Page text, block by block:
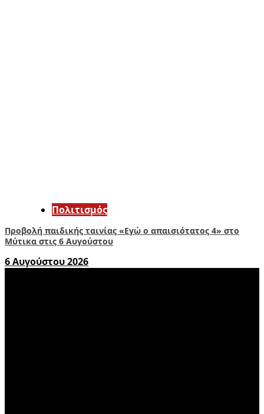
Πολιτισμός
Προβολή παιδικής ταινίας «Εγώ ο απαισιότατος 4» στο
Μύτικα στις 6 Αυγούστου
6 Αυγούστου 2026